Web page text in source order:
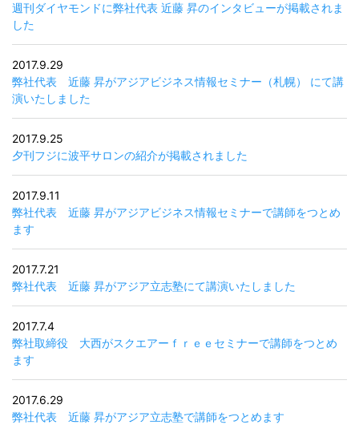
週刊ダイヤモンドに弊社代表 近藤 昇のインタビューが掲載されま
した
2017.9.29
弊社代表 近藤 昇がアジアビジネス情報セミナー（札幌） にて講
演いたしました
2017.9.25
夕刊フジに波平サロンの紹介が掲載されました
2017.9.11
弊社代表 近藤 昇がアジアビジネス情報セミナーで講師をつとめ
ます
2017.7.21
弊社代表 近藤 昇がアジア立志塾にて講演いたしました
2017.7.4
弊社取締役 大西がスクエアーｆｒｅｅセミナーで講師をつとめ
ます
2017.6.29
弊社代表 近藤 昇がアジア立志塾で講師をつとめます